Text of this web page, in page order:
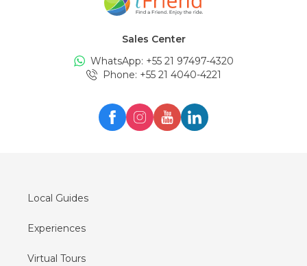
Sales Center
WhatsApp: +55 21 97497-4320
Phone: +55 21 4040-4221
Local Guides
Experiences
Virtual Tours